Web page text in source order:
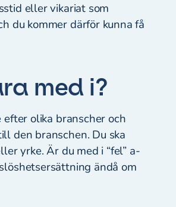
eller vikariat som
du kommer därför kunna få
med i?
olika branscher och
den branschen. Du ska
yrke. Är du med i “fel” a-
ändå om